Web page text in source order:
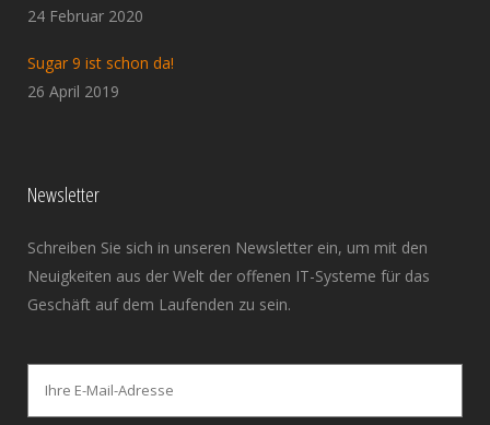
24 Februar 2020
Sugar 9 ist schon da!
26 April 2019
Newsletter
Schreiben Sie sich in unseren Newsletter ein, um mit den
Neuigkeiten aus der Welt der offenen IT-Systeme für das
Geschäft auf dem Laufenden zu sein.